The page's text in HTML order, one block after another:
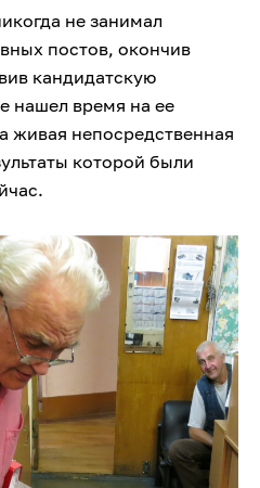
не занимал
постов, окончив
кандидатскую
нашел время на ее
живая непосредственная
которой были